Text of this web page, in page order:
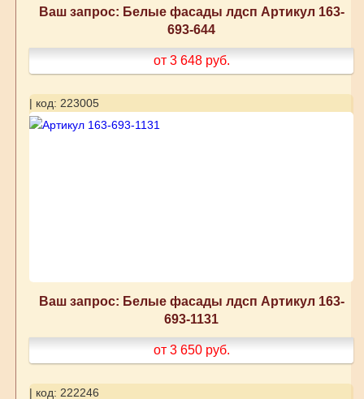
Ваш запрос: Белые фасады лдсп Артикул 163-
693-644
от 3 648 руб.
| код: 223005
Ваш запрос: Белые фасады лдсп Артикул 163-
693-1131
от 3 650 руб.
| код: 222246